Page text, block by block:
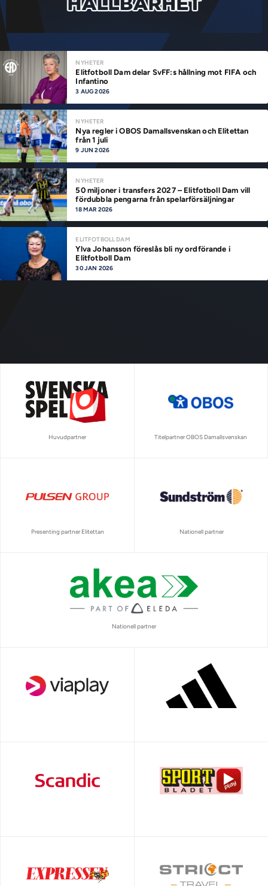
NYHETER
Elitfotboll Dam delar SvFF:s hållning mot FIFA och
Infantino
3 AUG 2026
NYHETER
Nya regler i OBOS Damallsvenskan och Elitettan
från 1 juli
9 JUN 2026
NYHETER
50 miljoner i transfers 2027 – Elitfotboll Dam vill
fördubbla pengarna från spelarförsäljningar
18 MAR 2026
ELITFOTBOLL DAM
Ylva Johansson föreslås bli ny ordförande i
Elitfotboll Dam
30 JAN 2026
Huvudpartner Titelpartner OBOS Damallsvenskan
Presenting partner Elitettan Nationell partner
Nationell partner